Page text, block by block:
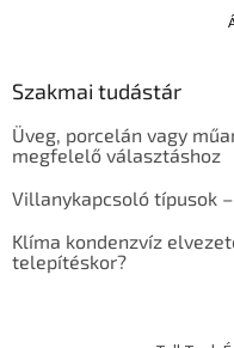
s
ő
Szakmai tudástár
Üveg, porcelán vagy
megfelelő választáshoz
Villanykapcsoló típusok
Klíma kondenzvíz
telepítéskor?